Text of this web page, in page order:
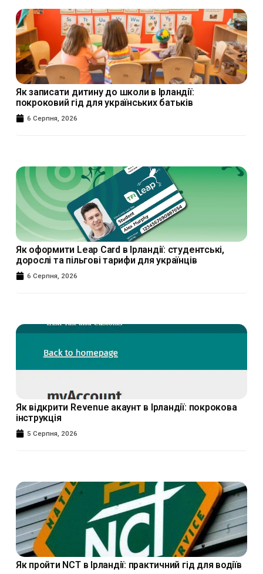
Як записати дитину до школи в Ірландії:
покроковий гід для українських батьків
6 Серпня, 2026
Як оформити Leap Card в Ірландії: студентські,
дорослі та пільгові тарифи для українців
6 Серпня, 2026
Як відкрити Revenue акаунт в Ірландії: покрокова
інструкція
5 Серпня, 2026
Як пройти NCT в Ірландії: практичний гід для водіїв